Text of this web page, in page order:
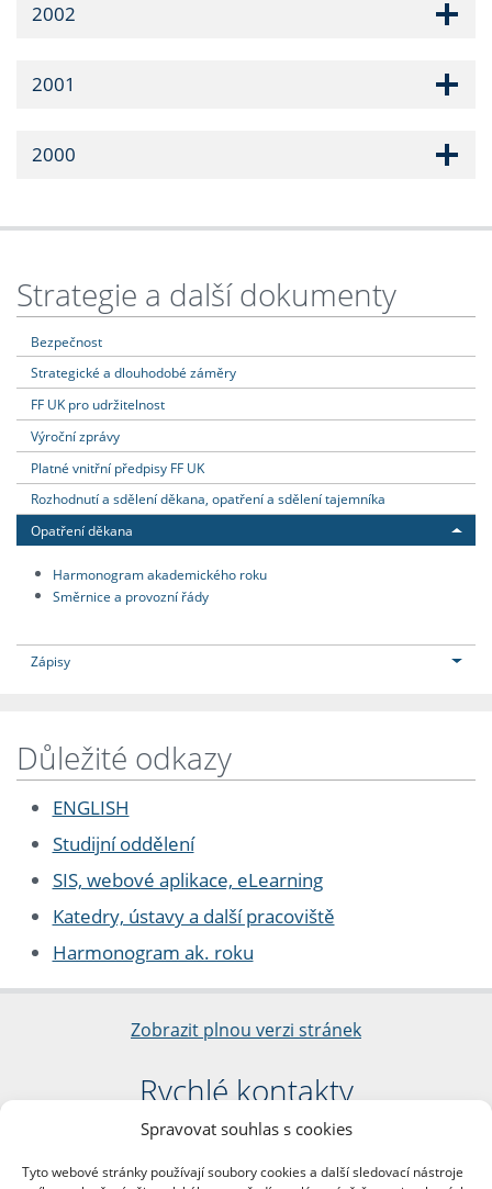
Spravovat souhlas s cookies
Tyto webové stránky používají soubory cookies a další sledovací nástroje
2002
2001
2000
Strategie a další dokumenty
Bezpečnost
Strategické a dlouhodobé záměry
FF UK pro udržitelnost
Výroční zprávy
Platné vnitřní předpisy FF UK
Rozhodnutí a sdělení děkana, opatření a sdělení tajemníka
Opatření děkana
Harmonogram akademického roku
Směrnice a provozní řády
Zápisy
Důležité odkazy
ENGLISH
Studijní oddělení
SIS, webové aplikace, eLearning
Katedry, ústavy a další pracoviště
Harmonogram ak. roku
Zobrazit plnou verzi stránek
Rychlé kontakty
Filozofická fakulta
nám. Jana Palacha 1/2